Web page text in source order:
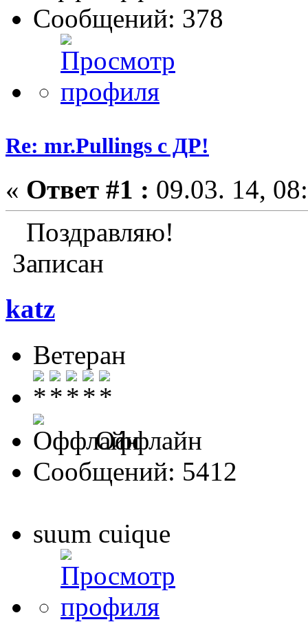
Сообщений: 378
Re: mr.Pullings с ДР!
« Ответ #1 : 09.03. 14,
Поздравляю!
Записан
katz
Ветеран
Оффлайн
Сообщений: 5412
suum cuique